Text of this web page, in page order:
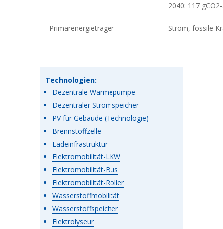
2040: 117
Primärenergieträger Strom, fossile
Technologien:
Dezentrale Wärmepumpe
Dezentraler Stromspeicher
PV für Gebäude (Technologie)
Brennstoffzelle
Ladeinfrastruktur
Elektromobilität-LKW
Elektromobilität-Bus
Elektromobilität-Roller
Wasserstoffmobilität
Wasserstoffspeicher
Elektrolyseur